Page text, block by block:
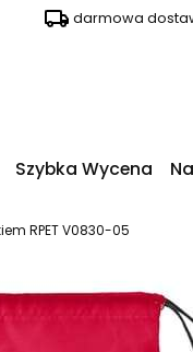
darmowa
Szybka Wycena
RPET V0830-05